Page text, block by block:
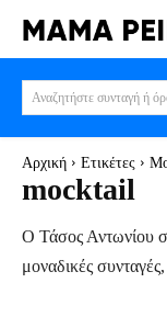
Αναζητήστε συνταγή ή
Αρχική Ετικέτες
mocktail
Ο Τάσος Αντωνίου
μοναδικές